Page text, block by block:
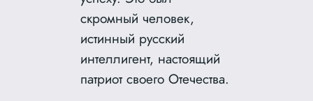
скромный человек,
истинный русский
интеллигент, настоящий
патриот своего Отечества.